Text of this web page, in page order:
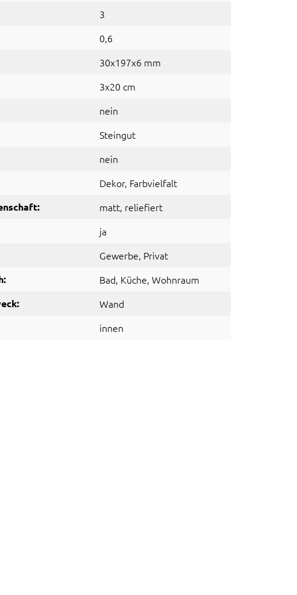
3
0,6
30x197x6 mm
3x20 cm
nein
Steingut
nein
Dekor, Farbvielfalt
matt, reliefiert
ja
Gewerbe, Privat
Bad, Küche, Wohnraum
Wand
innen